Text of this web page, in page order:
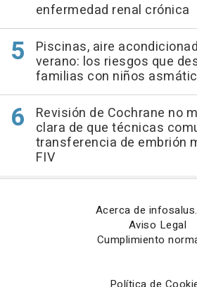
enfermedad renal crónica
Piscinas, aire
verano: los riesgos que
familias con niños
Revisión de Cochrane no
clara de que técnicas
transferencia de embrión
FIV
Acerca de
Aviso Legal
Cumplimiento